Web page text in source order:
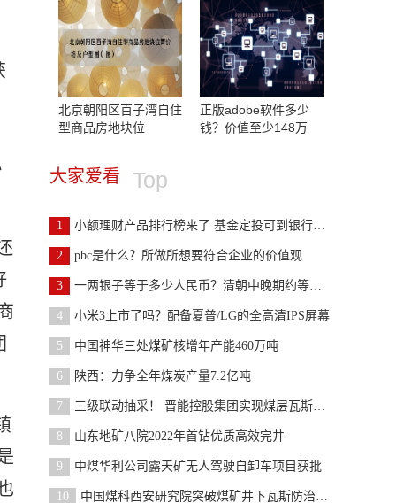
北京朝阳区百子湾自住
型商品房地块位
正版adobe软件多少
钱？价值至少148万
大家爱看 Top
1 小额理财产品排行榜来了 基金定投可到银行兑换实物
2 pbc是什么？所做所想要符合企业的价值观
3 一两银子等于多少人民币？清朝中晚期约等于150—220
4 小米3上市了吗？配备夏普/LG的全高清IPS屏幕
5 中国神华三处煤矿核增年产能460万吨
6 陕西：力争全年煤炭产量7.2亿吨
7 三级联动抽采！ 晋能控股集团实现煤层瓦斯治理“新
8 山东地矿八院2022年首钻优质高效完井
9 中煤华利公司露天矿无人驾驶自卸车项目获批
10 中国煤科西安研究院突破煤矿井下瓦斯防治无人化关键